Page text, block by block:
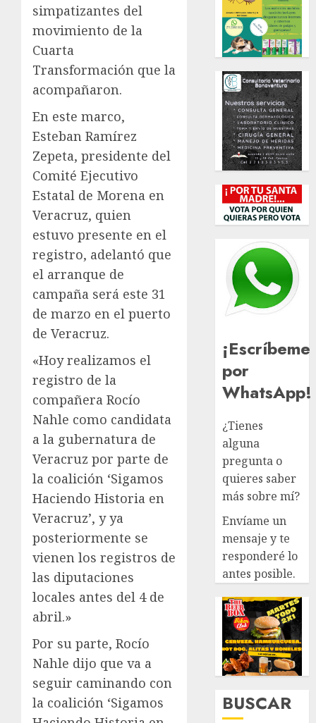
simpatizantes del
movimiento de la
Cuarta
Transformación que la
acompañaron.
En este marco,
Esteban Ramírez
Zepeta, presidente del
Comité Ejecutivo
Estatal de Morena en
Veracruz, quien
estuvo presente en el
registro, adelantó que
el arranque de
campaña será este 31
de marzo en el puerto
de Veracruz.
«Hoy realizamos el
registro de la
compañera Rocío
Nahle como candidata
a la gubernatura de
Veracruz por parte de
la coalición ‘Sigamos
Haciendo Historia en
Veracruz’, y ya
posteriormente se
vienen los registros de
las diputaciones
locales antes del 4 de
abril.»
Por su parte, Rocío
Nahle dijo que va a
seguir caminando con
la coalición ‘Sigamos
¡Escríbeme
por
WhatsApp!
¿Tienes
alguna
pregunta o
quieres saber
más sobre mí?
Envíame un
mensaje y te
responderé lo
antes posible.
BUSCAR